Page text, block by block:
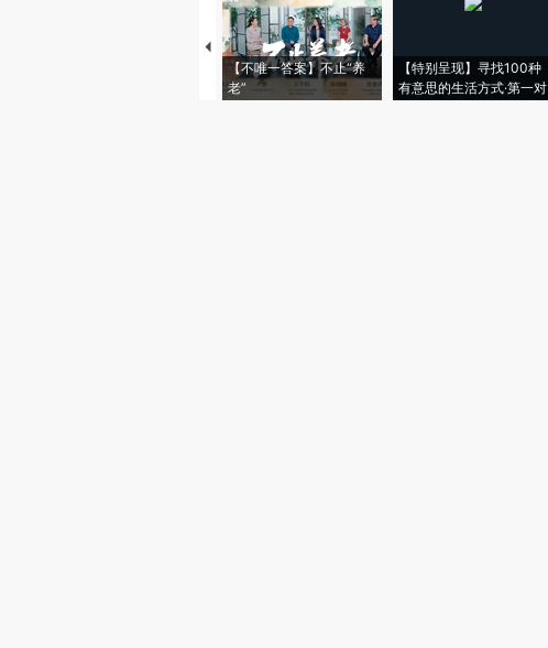
【不唯一答案】不止“养
老”
【特别呈现】寻找100种
有意思的生活方式·第一对